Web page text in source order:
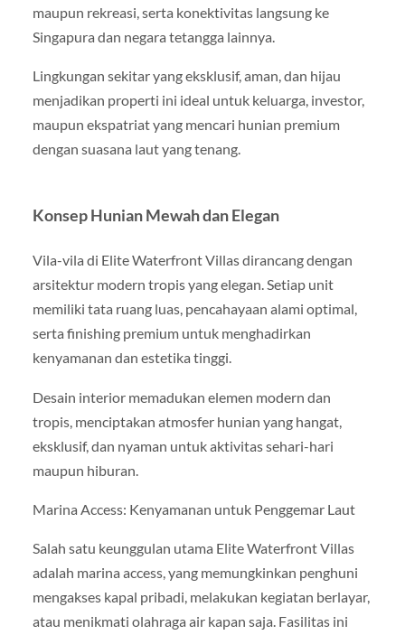
maupun rekreasi, serta konektivitas langsung ke
Singapura dan negara tetangga lainnya.
Lingkungan sekitar yang eksklusif, aman, dan hijau
menjadikan properti ini ideal untuk keluarga, investor,
maupun ekspatriat yang mencari hunian premium
dengan suasana laut yang tenang.
Konsep Hunian Mewah dan Elegan
Vila-vila di Elite Waterfront Villas dirancang dengan
arsitektur modern tropis yang elegan. Setiap unit
memiliki tata ruang luas, pencahayaan alami optimal,
serta finishing premium untuk menghadirkan
kenyamanan dan estetika tinggi.
Desain interior memadukan elemen modern dan
tropis, menciptakan atmosfer hunian yang hangat,
eksklusif, dan nyaman untuk aktivitas sehari-hari
maupun hiburan.
Marina Access: Kenyamanan untuk Penggemar Laut
Salah satu keunggulan utama Elite Waterfront Villas
adalah marina access, yang memungkinkan penghuni
mengakses kapal pribadi, melakukan kegiatan berlayar,
atau menikmati olahraga air kapan saja. Fasilitas ini